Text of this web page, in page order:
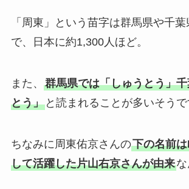
「周東」という苗字は群馬県や千
で、日本に約1,300人ほど。
また、 群馬県では「しゅうとう」
とう」と読まれることが多いそうで
ちなみに周東佑京さんの下の名前
して活躍した片山右京さんが由来な